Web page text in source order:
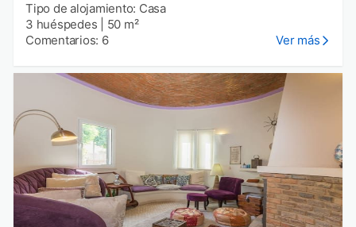
Tipo de alojamiento: Casa
3 huéspedes
50 m²
Comentarios: 6
Ver más